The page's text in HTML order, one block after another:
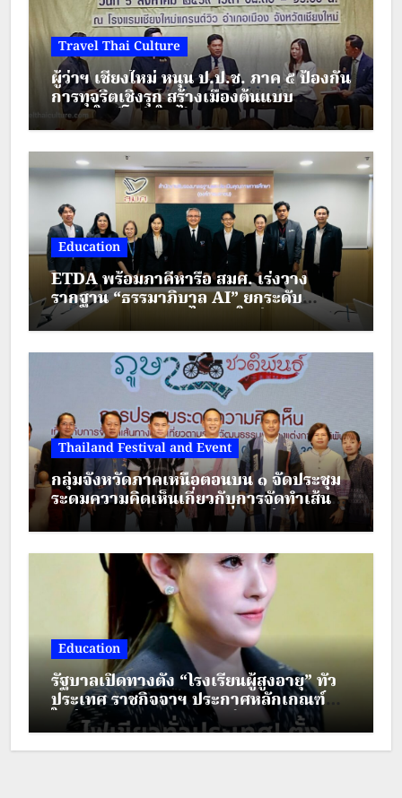
Travel Thai Culture
ผู้ว่าฯ เชียงใหม่ หนุน ป.ป.ช. ภาค ๕ ป้องกัน
การทุจริตเชิงรุก สร้างเมืองต้นแบบ
“เชียงใหม่โปร่งใส ไร้สินบน”
Education
ETDA พร้อมภาคีหารือ สมศ. เร่งวาง
รากฐาน “ธรรมาภิบาล AI” ยกระดับ
มาตรฐานการศึกษาไทยยุคใหม่
Thailand Festival and Event
กลุ่มจังหวัดภาคเหนือตอนบน ๑ จัดประชุม
ระดมความคิดเห็นเกี่ยวกับการจัดทำเส้น
ทางตามรอยวัฒนธรรมเครื่องแต่งกาย
ชาติพันธุ์ ภายใต้โครงการส่งเสริมการท่อง
เที่ยวชาติพันธุ์สีสันแห่งล้านนา
Education
รัฐบาลเปิดทางตั้ง “โรงเรียนผู้สูงอายุ” ทั่ว
ประเทศ ราชกิจจาฯ ประกาศหลักเกณฑ์
ใหม่ ยกระดับคุณภาพชีวิตผู้สูงวัย